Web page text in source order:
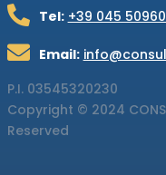
Tel: +39 045

Email:

P.I. 03545320230
Copyright © 2024
Reserved